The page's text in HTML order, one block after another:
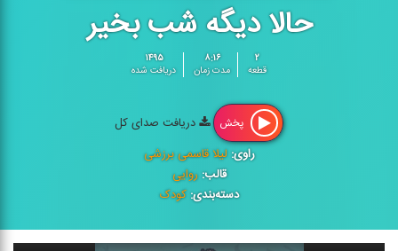
حالا دیگه شب بخیر
۲
قطعه
۸:۱۶
مدت زمان
۱۴۹۵
دریافت شده
پخش
دریافت صدای کل
راوی: لیلا قاسمی برزشی
قالب: روایی
دسته‌بندی: کودک